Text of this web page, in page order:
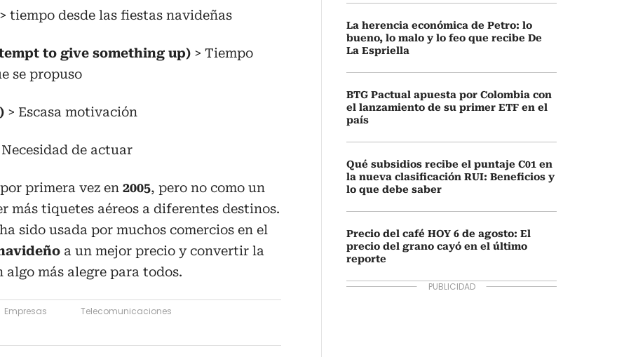
> tiempo desde las fiestas navideñas
to give something up) > Tiempo
se propuso
> Escasa motivación
Necesidad de actuar
primera vez en 2005, pero no como un
más tiquetes aéreos a diferentes destinos.
sido usada por muchos comercios en el
a un mejor precio y convertir la
más alegre para todos.
Empresas
Telecomunicaciones
La herencia económica de Petro: lo
bueno, lo malo y lo feo que recibe De
La Espriella
BTG Pactual apuesta por Colombia con
el lanzamiento de su primer ETF en el
país
Qué subsidios recibe el puntaje C01 en
la nueva clasificación RUI: Beneficios y
lo que debe saber
Precio del café HOY 6 de agosto: El
precio del grano cayó en el último
reporte